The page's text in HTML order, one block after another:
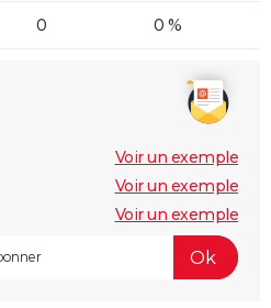
0 0 %
Voir un exemple
Voir un exemple
Voir un exemple